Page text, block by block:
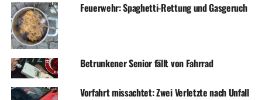
RELATED TOPICS: NEWS
UP NEXT
Hallenbad – Wiedereröffnung am Dienstag
DON'T MISS
Knöllchenalarm am Bahnhofsparkplatz
Feuerwehr: Spaghetti-Rettung und Gasgeruch
Betrunkener Senior fällt von Fahrrad
Vorfahrt missachtet: Zwei Verletzte nach Unfall